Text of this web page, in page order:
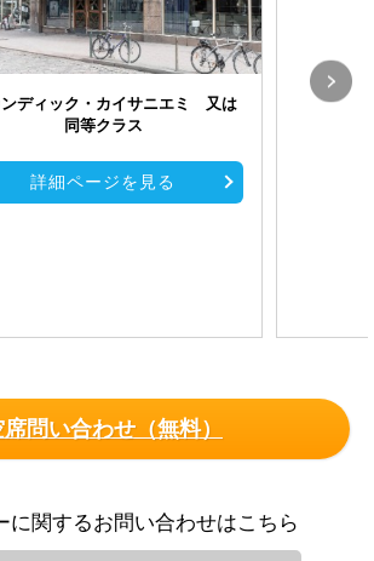
ンディック・カイサニエミ 又は
同等クラス
詳細ページを見る
席問い合わせ（無料）
に関するお問い合わせはこちら